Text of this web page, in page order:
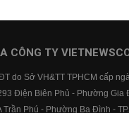
CÔNG TY
do Sở VH&TT TPHCM cấp
Điện Biên Phủ - Phường Gia
Trần Phú - Phường Ba Đình -